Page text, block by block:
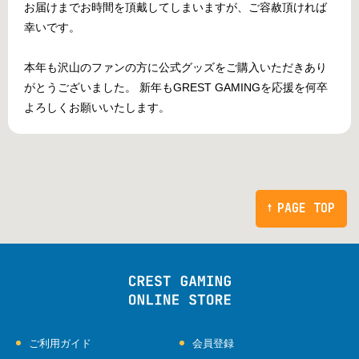
お届けまでお時間を頂戴してしまいますが、ご容赦頂ければ
幸いです。
本年も沢山のファンの方に公式グッズをご購入いただきあり
がとうございました。 新年もGREST GAMINGを応援を何卒
よろしくお願いいたします。
PAGE TOP
ご利用ガイド
会員登録